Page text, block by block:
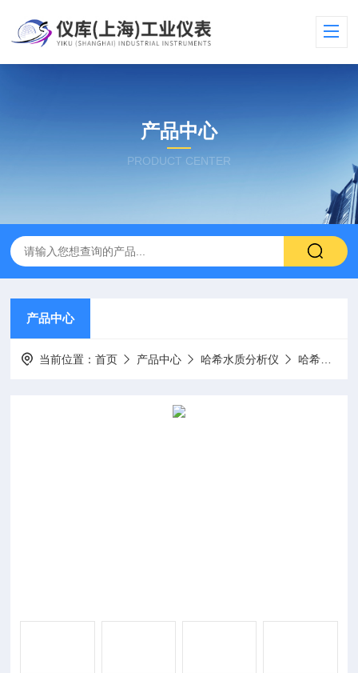
产品中心
PRODUCT CENTER
产品中心
当前位置：首页 产品中心 哈希水质分析仪 哈希浊度仪